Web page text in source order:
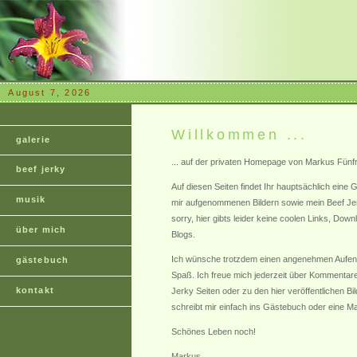
August 7, 2026
galerie
beef jerky
musik
über mich
gästebuch
kontakt
Willkommen ...
... auf der privaten Homepage von Markus
Auf diesen Seiten findet Ihr hauptsächlich eine
mir aufgenommenen Bildern sowie mein Beef
sorry, hier gibts leider keine coolen Links,
Blogs.
Ich wünsche trotzdem einen angenehmen
Spaß. Ich freue mich jederzeit über
Jerky Seiten oder zu den hier veröffentlichen
schreibt mir einfach ins Gästebuch oder eine
Schönes Leben noch!